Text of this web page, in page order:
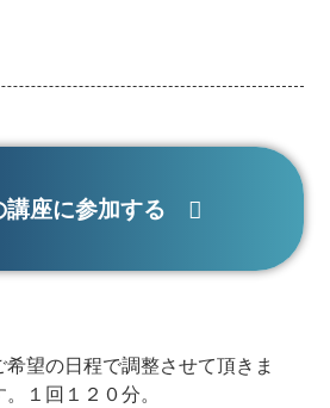
座に参加する
希望の日程で調整させて頂きま
。１回１２０分。